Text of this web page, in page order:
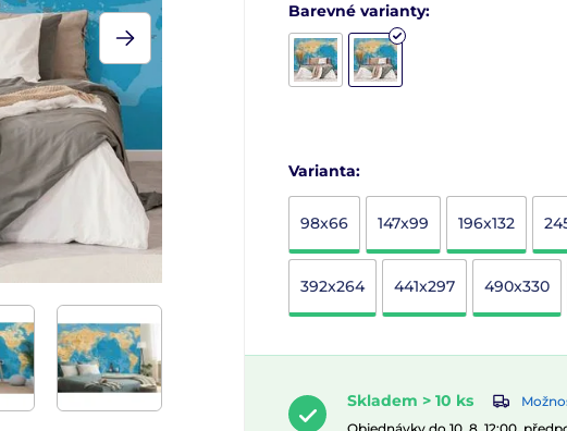
Barevné varianty:
Varianta:
98x66 147x99 196x132
392x264 441x297 490x330
Skladem > 10 ks